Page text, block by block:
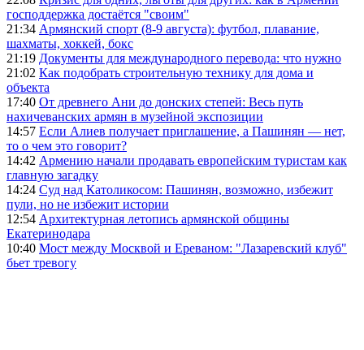
господдержка достаётся "своим"
21:34 Армянский спорт (8-9 августа): футбол, плавание,
шахматы, хоккей, бокс
21:19 Документы для международного перевода: что нужно
21:02 Как подобрать строительную технику для дома и
объекта
17:40 От древнего Ани до донских степей: Весь путь
нахичеванских армян в музейной экспозиции
14:57 Если Алиев получает приглашение, а Пашинян — нет,
то о чем это говорит?
14:42 Армению начали продавать европейским туристам как
главную загадку
14:24 Суд над Католикосом: Пашинян, возможно, избежит
пули, но не избежит истории
12:54 Архитектурная летопись армянской общины
Екатеринодара
10:40 Мост между Москвой и Ереваном: "Лазаревский клуб"
бьет тревогу